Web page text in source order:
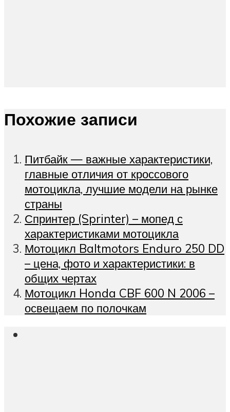
Похожие записи
Питбайк — важные характеристики,
главные отличия от кроссового
мотоцикла, лучшие модели на рынке
страны
Спринтер (Sprinter) – мопед с
характеристиками мотоцикла
Мотоцикл Baltmotors Enduro 250 DD
– цена, фото и характеристики: в
общих чертах
Мотоцикл Honda CBF 600 N 2006 –
освещаем по полочкам